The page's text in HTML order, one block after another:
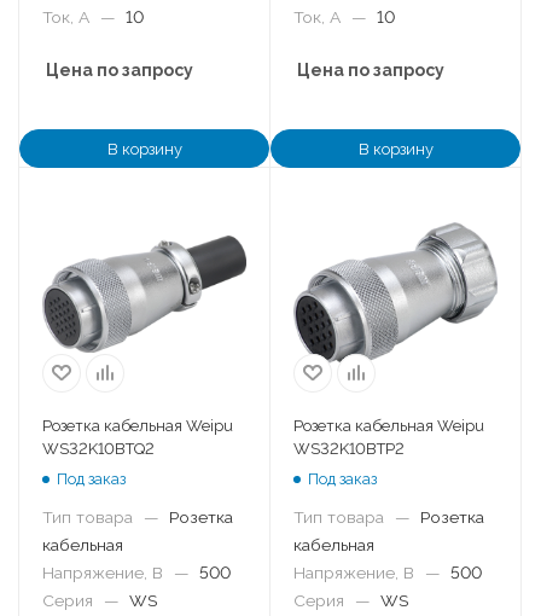
Ток, А
— 10
Цена по запросу
В корзину
Ток, А
— 10
Цена по запросу
В корзину
Розетка кабельная Weipu
WS32K10BTQ2
Под заказ
Тип товара —
Розетка
кабельная
Напряжение, В
— 500
Серия
— WS
Розетка кабельная Weipu
WS32K10BTP2
Под заказ
Тип товара —
Розетка
кабельная
Напряжение, В
— 500
Серия
— WS